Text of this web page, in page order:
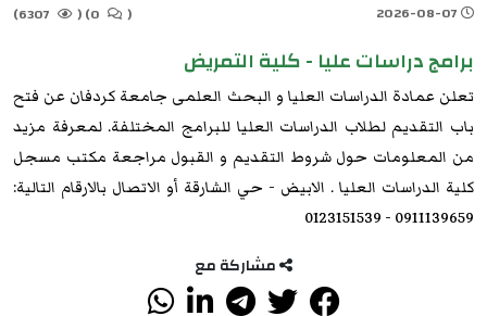
(
(
برامج دراسات عليا - كلية التمريض
تعلن عمادة الدراسات العليا و البحث العلمى جامعة كردفان عن فتح
باب التقديم لطلاب الدراسات العليا للبرامج المختلفة. لمعرفة مزيد
من المعلومات حول شروط التقديم و القبول مراجعة مكتب مسجل
كلية الدراسات العليا . الابيض - حي الشارقة أو الاتصال بالارقام التالية:
0911139659 - 0123151539
مشاركة مع